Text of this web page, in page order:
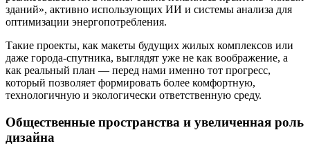
зданий», активно использующих ИИ и системы анализа для
оптимизации энергопотребления.
Такие проекты, как макеты будущих жилых комплексов или
даже города-спутника, выглядят уже не как воображение, а
как реальный план — перед нами именно тот прогресс,
который позволяет формировать более комфортную,
технологичную и экологически ответственную среду.
Общественные пространства и увеличенная роль
дизайна